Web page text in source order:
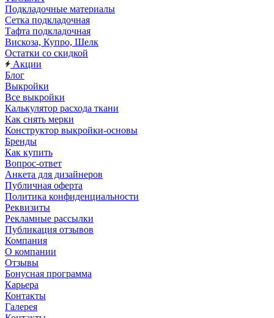
Подкладочные материалы
Сетка подкладочная
Тафта подкладочная
Вискоза, Купро, Шелк
Остатки со скидкой
Акции
Блог
Выкройки
Все выкройки
Калькулятор расхода ткани
Как снять мерки
Конструктор выкройки-основы
Бренды
Как купить
Вопрос-ответ
Анкета для дизайнеров
Публичная оферта
Политика конфиденциальности
Реквизиты
Рекламные рассылки
Публикация отзывов
Компания
О компании
Отзывы
Бонусная программа
Карьера
Контакты
Галерея